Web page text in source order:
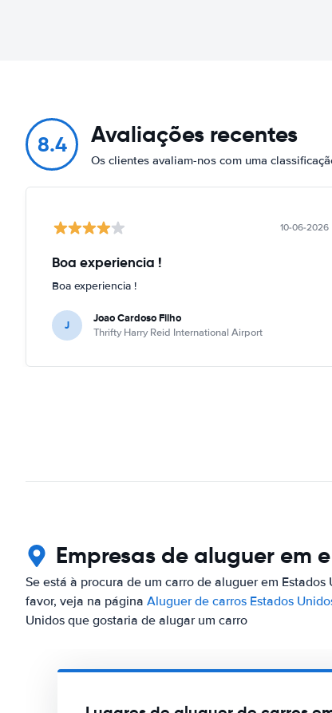
8.4 Avaliações recentes
Os clientes avaliam-nos com uma
10-06-2026
Boa experiencia !
Boa experiencia !
J Joao Cardoso Filho
Thrifty Harry Reid International Airport
Empresas de aluguer em
Se está à procura de um carro de aluguer em
favor, veja na página Aluguer de carros Estados
Unidos que gostaria de alugar um carro